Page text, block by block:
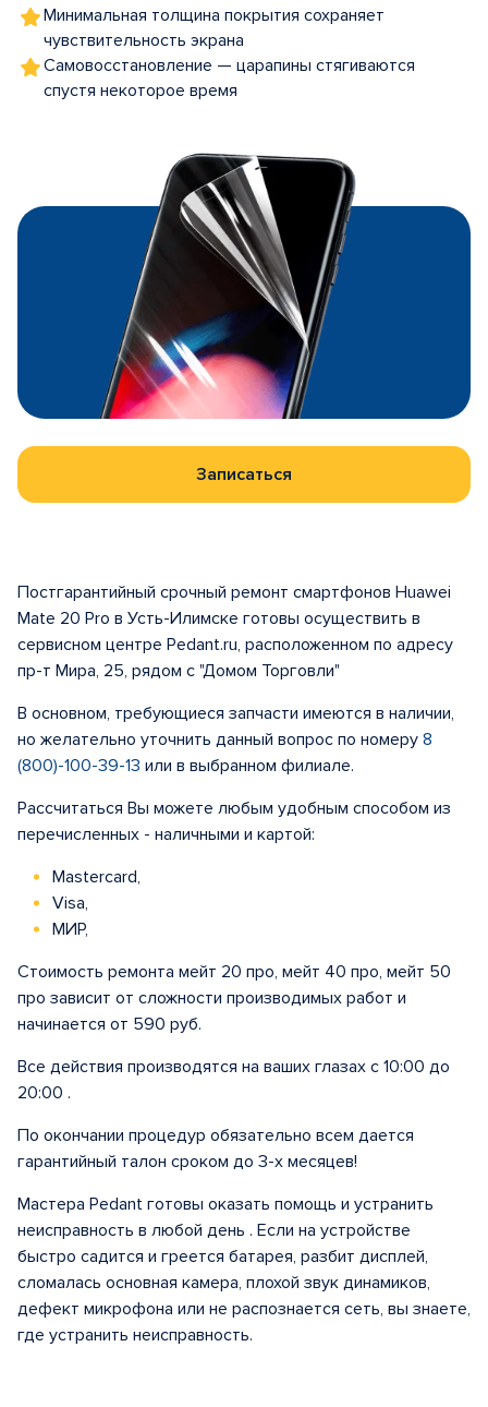
Минимальная толщина покрытия сохраняет
чувствительность экрана
Самовосстановление — царапины стягиваются
спустя некоторое время
Записаться
Постгарантийный срочный ремонт смартфонов Huawei
Mate 20 Pro в Усть-Илимске готовы осуществить в
сервисном центре Pedant.ru, расположенном по адресу
пр-т Мира, 25, рядом с "Домом Торговли"
В основном, требующиеся запчасти имеются в наличии,
но желательно уточнить данный вопрос по номеру 8
(800)-100-39-13 или в выбранном филиале.
Рассчитаться Вы можете любым удобным способом из
перечисленных - наличными и картой:
Mastercard,
Visa,
МИР,
Стоимость ремонта мейт 20 про, мейт 40 про, мейт 50
про зависит от сложности производимых работ и
начинается от 590 руб.
Все действия производятся на ваших глазах с 10:00 до
20:00 .
По окончании процедур обязательно всем дается
гарантийный талон сроком до 3-х месяцев!
Мастера Pedant готовы оказать помощь и устранить
неисправность в любой день . Если на устройстве
быстро садится и греется батарея, разбит дисплей,
сломалась основная камера, плохой звук динамиков,
дефект микрофона или не распознается сеть, вы знаете,
где устранить неисправность.